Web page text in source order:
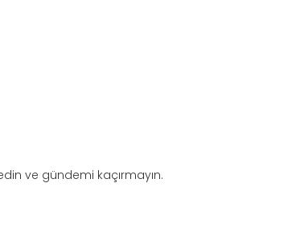
ve gündemi kaçırmayın.